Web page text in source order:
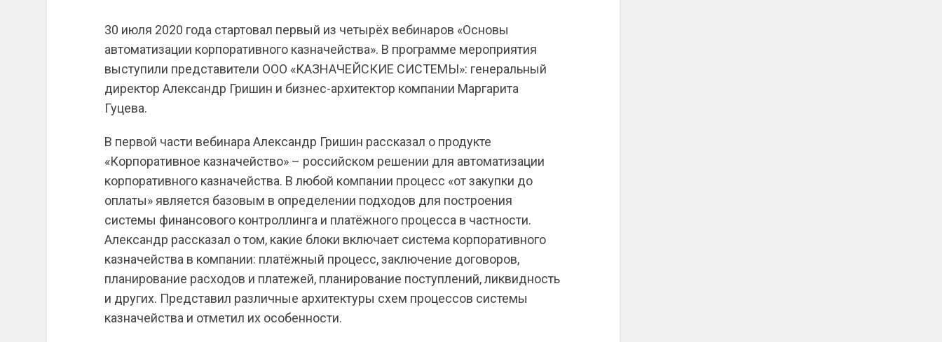
30 июля 2020 года стартовал первый из четырёх вебинаров «Основы
автоматизации корпоративного казначейства». В программе мероприятия
выступили представители ООО «КАЗНАЧЕЙСКИЕ СИСТЕМЫ»: генеральный
директор Александр Гришин и бизнес-архитектор компании Маргарита
Гуцева.
В первой части вебинара Александр Гришин рассказал о продукте
«Корпоративное казначейство» – российском решении для автоматизации
корпоративного казначейства. В любой компании процесс «от закупки до
оплаты» является базовым в определении подходов для построения
системы финансового контроллинга и платёжного процесса в частности.
Александр рассказал о том, какие блоки включает система корпоративного
казначейства в компании: платёжный процесс, заключение договоров,
планирование расходов и платежей, планирование поступлений, ликвидность
и других. Представил различные архитектуры схем процессов системы
казначейства и отметил их особенности.